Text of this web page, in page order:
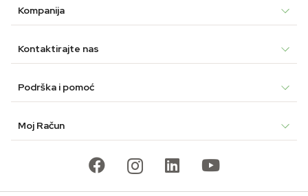
Kompanija
Kontaktirajte nas
Podrška i pomoć
Moj Račun